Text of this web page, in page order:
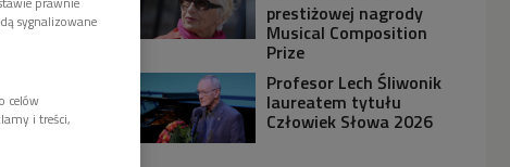
prestiżowej nagrody
Musical Composition
Prize
Profesor Lech Śliwonik
laureatem tytułu
Człowiek Słowa 2026
sygnalizowane
celów
i treści,